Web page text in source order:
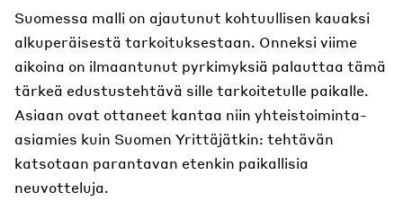
Suomessa malli on ajautunut kohtuullisen kauaksi
alkuperäisestä tarkoituksestaan. Onneksi viime
aikoina on ilmaantunut pyrkimyksiä palauttaa tämä
tärkeä edustustehtävä sille tarkoitetulle paikalle.
Asiaan ovat ottaneet kantaa niin yhteistoiminta-
asiamies kuin Suomen Yrittäjätkin: tehtävän
katsotaan parantavan etenkin paikallisia
neuvotteluja.